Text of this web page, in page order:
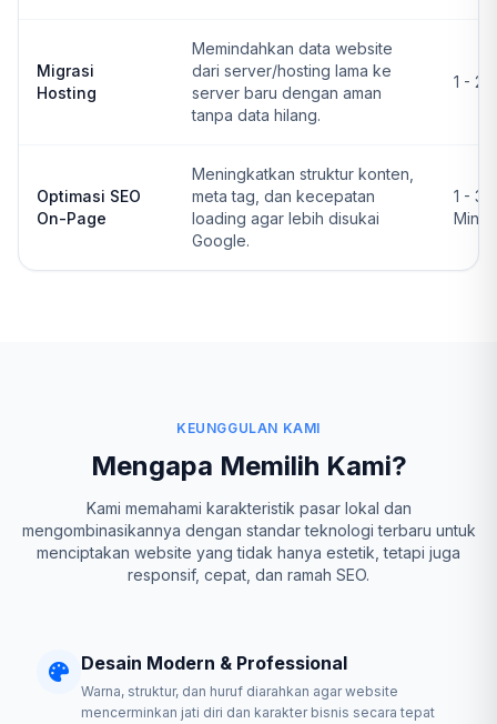
Migrasi
Hosting
Memindahkan data website
dari server/hosting lama ke
server baru dengan aman
tanpa data hilang.
1 - 2
Optimasi SEO
On-Page
Meningkatkan struktur konten,
meta tag, dan kecepatan
loading agar lebih disukai
Google.
1 - 3
KEUNGGULAN KAMI
Mengapa Memilih Kami?
Kami memahami karakteristik pasar lokal dan
mengombinasikannya dengan standar teknologi terbaru untuk
menciptakan website yang tidak hanya estetik, tetapi juga
responsif, cepat, dan ramah SEO.
Desain Modern & Professional
Warna, struktur, dan huruf diarahkan agar website
mencerminkan jati diri dan karakter bisnis secara tepat